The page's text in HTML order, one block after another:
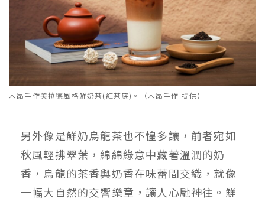
木昂手作美拉德風格鮮奶茶(紅茶底)。（木昂手作 提供）
另外像是鮮奶烏龍茶也不惶多讓，前者宛如
秋風輕拂翠葉，綿綿綠意中藏著溫潤的奶
香，烏龍的茶香與奶香在味蕾間交織，就像
一幅大自然的交響樂章，讓人心馳神往。鮮